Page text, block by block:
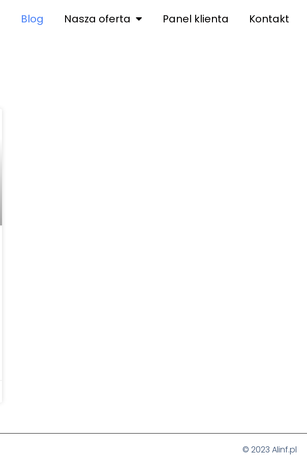
Blog Nasza oferta Panel klienta Kontakt
© 2023 Alinf.pl